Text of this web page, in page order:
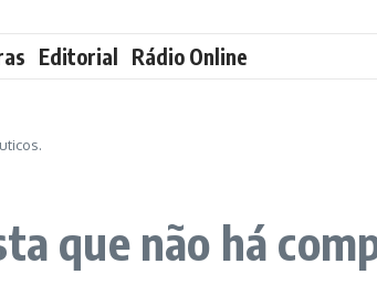
Editorial Rádio Online
que não há